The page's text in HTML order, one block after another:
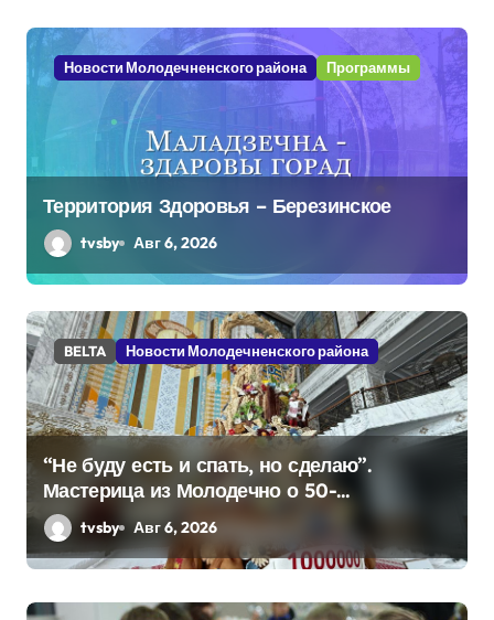
Новости Молодечненского района Программы
Территория Здоровья – Березинское
tvsby Авг 6, 2026
BELTA Новости Молодечненского района
“Не буду есть и спать, но сделаю”.
Мастерица из Молодечно о 50-
килограммовом каравае для Дворца
Независимости
tvsby Авг 6, 2026